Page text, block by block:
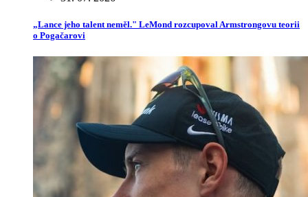
„Lance jeho talent neměl." LeMond rozcupoval Armstrongovu teorii
o Pogačarovi